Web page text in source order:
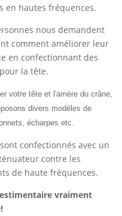
en hautes fréquences.
nous demandent
comment améliorer leur
en confectionnant des
la tête.
votre tête et l'arrière du crâne,
divers modèles de
écharpes etc.
confectionnés avec un
contre les
de haute fréquences.
vraiment